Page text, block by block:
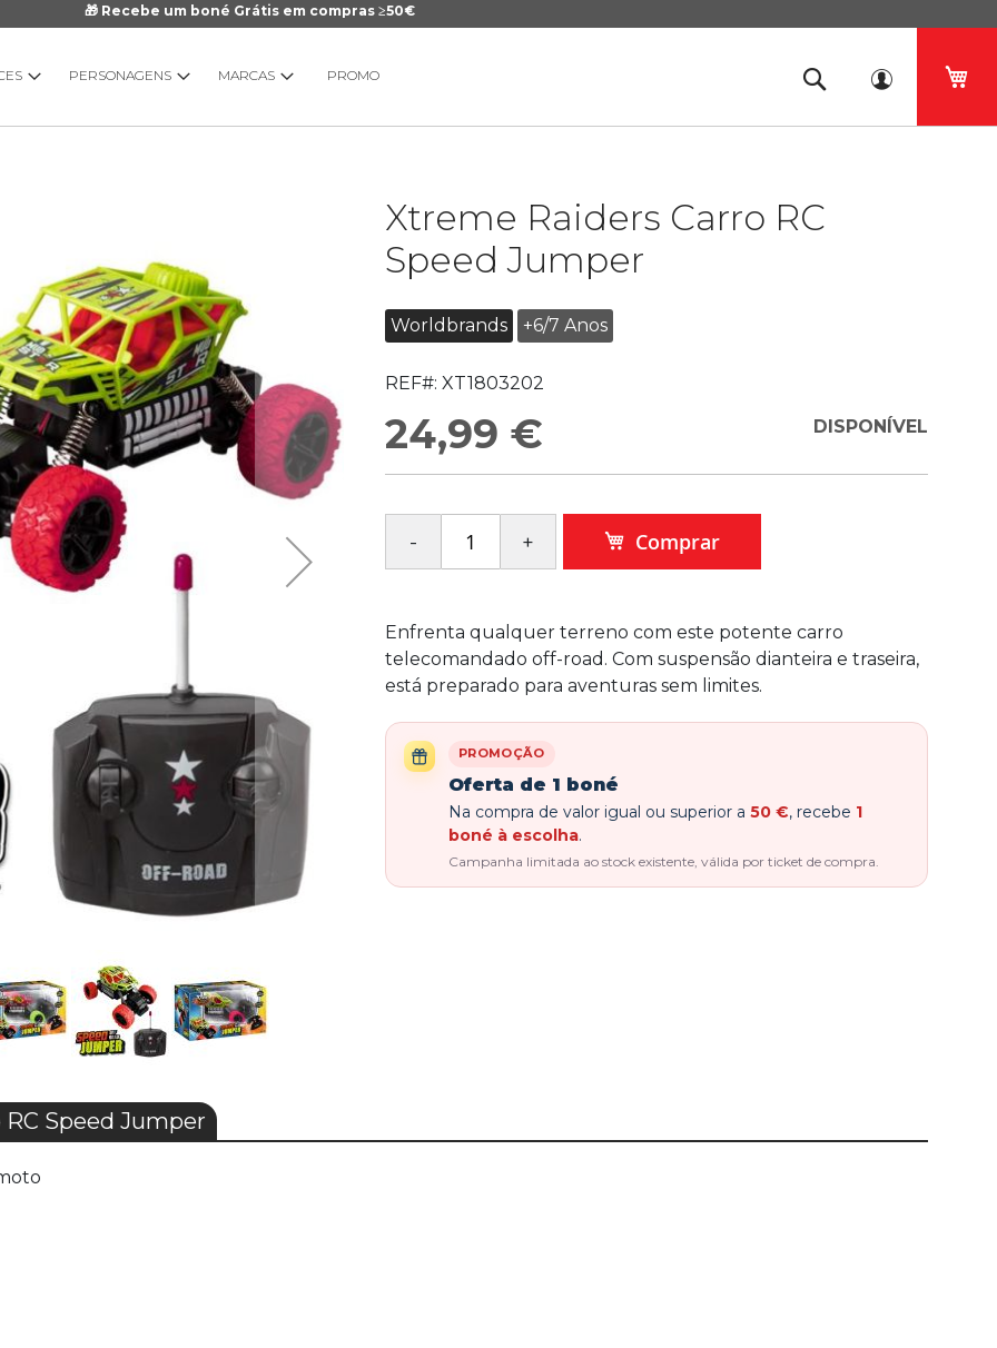
🎁 Recebe um boné Grátis em compras ≥50€
PERSONAGENS MARCAS PROMO
Xtreme Raiders Carro RC
Speed Jumper
Worldbrands +6/7 Anos
REF#: XT1803202
24,99 € DISPONÍVEL
Comprar
Enfrenta qualquer terreno com este potente carro
telecomandado off-road. Com suspensão dianteira e traseira,
está preparado para aventuras sem limites.
PROMOÇÃO
Oferta de 1 boné
Na compra de valor igual ou superior a 50 €, recebe 1
boné à escolha.
Campanha limitada ao stock existente, válida por ticket de compra.
início
Galeria
imagens
Speed Jumper